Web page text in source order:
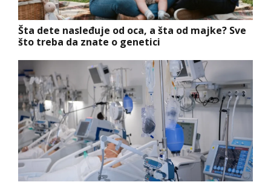
Šta dete nasleđuje od oca, a šta od majke? Sve
što treba da znate o genetici